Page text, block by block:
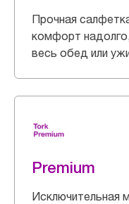
Прочная
комфорт
весь обед или
Premium
Исключительная